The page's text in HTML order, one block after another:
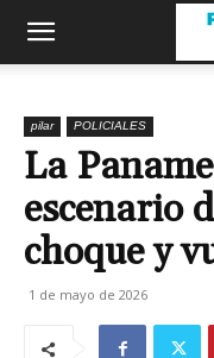
pilar POLICIALES
La
escenario
choque y
1 de mayo de 2026